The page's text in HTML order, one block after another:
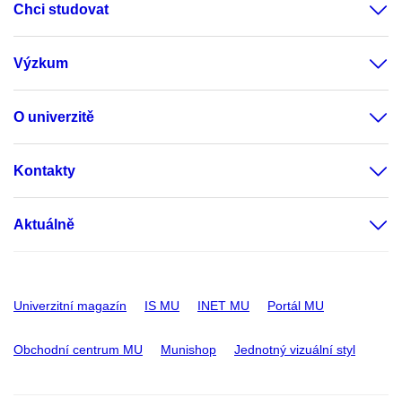
Chci studovat
Výzkum
O univerzitě
Kontakty
Aktuálně
Univerzitní magazín IS MU INET MU Portál MU
Obchodní centrum MU Munishop Jednotný vizuální styl